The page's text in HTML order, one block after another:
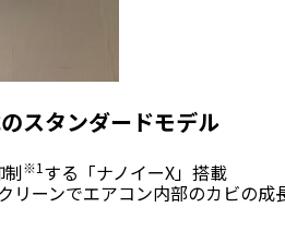
スタンダードモデル
制※1 する「ナノイーX」搭載
リーンでエアコン内部のカビの成